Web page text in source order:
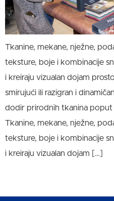
Tkanine, mekane, nježne,
teksture, boje i kombinacije
i kreiraju vizualan dojam
smirujući ili razigran i
dodir prirodnih tkanina poput
Tkanine, mekane, nježne,
teksture, boje i kombinacije
i kreiraju vizualan dojam […]